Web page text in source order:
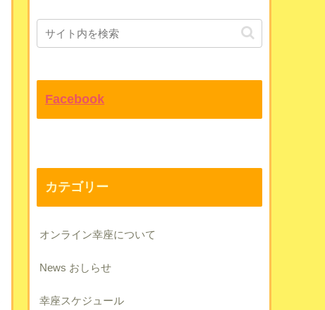
Facebook
カテゴリー
オンライン幸座について
News おしらせ
幸座スケジュール